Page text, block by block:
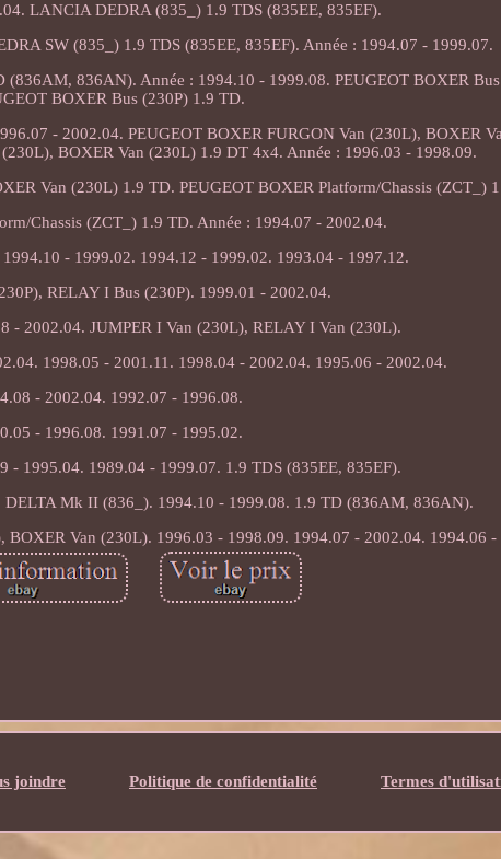
LANCIA DEDRA (835_) 1.9 TDS (835EE, 835EF).
SW (835_) 1.9 TDS (835EE, 835EF). Année : 1994.07 - 1999.07.
836AN). Année : 1994.10 - 1999.08. PEUGEOT BOXER
BOXER Bus (230P) 1.9 TD.
- 2002.04. PEUGEOT BOXER FURGON Van (230L), BOXER
BOXER Van (230L) 1.9 DT 4x4. Année : 1996.03 - 1998.09.
Van (230L) 1.9 TD. PEUGEOT BOXER Platform/Chassis (ZCT_)
Chassis (ZCT_) 1.9 TD. Année : 1994.07 - 2002.04.
- 1999.02. 1994.12 - 1999.02. 1993.04 - 1997.12.
RELAY I Bus (230P). 1999.01 - 2002.04.
- 2002.04. JUMPER I Van (230L), RELAY I Van (230L).
1998.05 - 2001.11. 1998.04 - 2002.04. 1995.06 - 2002.04.
- 2002.04. 1992.07 - 1996.08.
- 1996.08. 1991.07 - 1995.02.
- 1995.04. 1989.04 - 1999.07. 1.9 TDS (835EE, 835EF).
Mk II (836_). 1994.10 - 1999.08. 1.9 TD (836AM, 836AN).
Van (230L). 1996.03 - 1998.09. 1994.07 - 2002.04. 1994.06 -
joindre Politique de confidentialité Termes